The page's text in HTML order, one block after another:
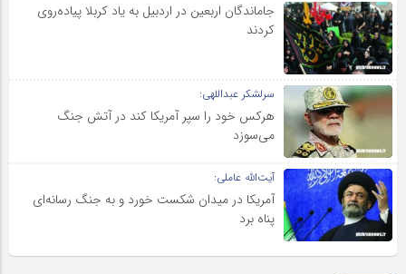
جاماندگان اربعین در اردبیل به یاد کربلا پیاده‌روی
کردند
سرلشکر عبداللهی:
هرکس خود را سپر آمریکا کند در آتش جنگ
می‌سوزد
آیت‌الله عاملی:
آمریکا در میدان شکست خورد و به جنگ رسانه‌ای
پناه برد